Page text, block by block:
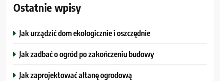
Ostatnie wpisy
Jak urządzić dom ekologicznie i oszczędnie
Jak zadbać o ogród po zakończeniu budowy
Jak zaprojektować altanę ogrodową